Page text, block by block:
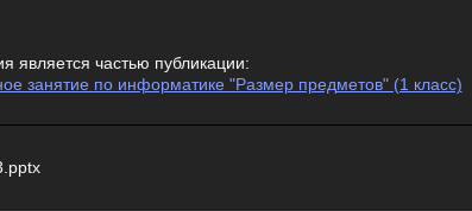
является частью публикации:
занятие по информатике "Размер предметов" (1 класс)